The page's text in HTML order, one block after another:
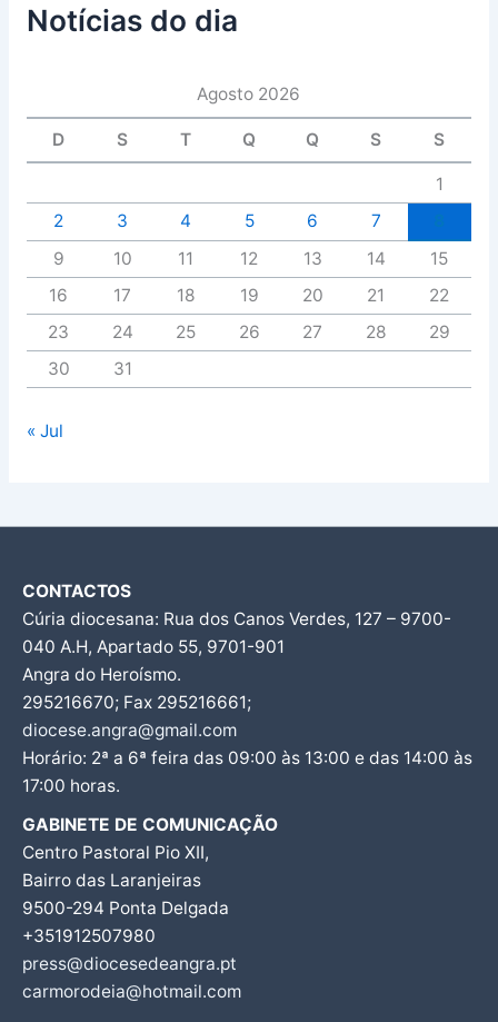
Notícias do dia
Agosto 2026
D S T Q Q S S
1
2
3 4 5 6 7
9
10 11 12 13 14
15
16
17 18 19 20 21
22
23
24 25 26 27 28
29
30
31
« Jul
CONTACTOS
Cúria diocesana: Rua dos Canos Verdes, 127 – 9700-
040 A.H, Apartado 55, 9701-901
Angra do Heroísmo.
295216670; Fax 295216661;
diocese.angra@gmail.com
Horário: 2ª a 6ª feira das 09:00 às 13:00 e das 14:00 às
17:00 horas.
GABINETE DE COMUNICAÇÃO
Centro Pastoral Pio XII,
Bairro das Laranjeiras
9500-294 Ponta Delgada
+351912507980
press@diocesedeangra.pt
carmorodeia@hotmail.com